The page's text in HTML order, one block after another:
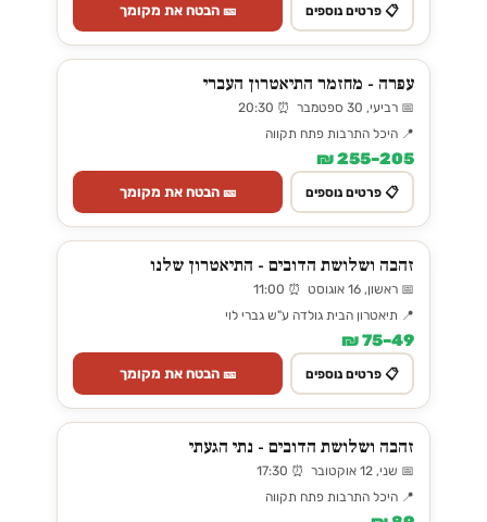
📋 פרטים נוספים 🎫 הבטח את מקומך
עפרה - מחזמר התיאטרון העברי
📅 רביעי, 30 ספטמבר ⏰ 20:30
📍 היכל התרבות פתח תקווה
205–255 ₪
📋 פרטים נוספים 🎫 הבטח את מקומך
זהבה ושלושת הדובים - התיאטרון שלנו
📅 ראשון, 16 אוגוסט ⏰ 11:00
📍 תיאטרון הבית גולדה ע"ש גברי לוי
49–75 ₪
📋 פרטים נוספים 🎫 הבטח את מקומך
זהבה ושלושת הדובים - נתי הגעתי
📅 שני, 12 אוקטובר ⏰ 17:30
📍 היכל התרבות פתח תקווה